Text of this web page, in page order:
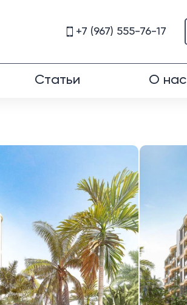
+7 (967) 555-76-17
Статьи О нас